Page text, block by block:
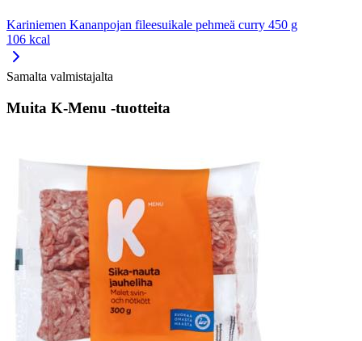
Kariniemen Kananpojan fileesuikale pehmeä curry 450 g
106 kcal
Samalta valmistajalta
Muita K-Menu -tuotteita